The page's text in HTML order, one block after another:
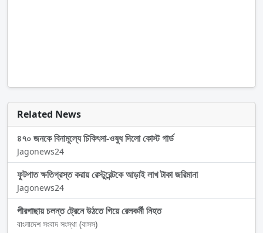
Related News
৪৭০ জনকে বিনামূল্যে চিকিৎসা-ওষুধ দিলো কোস্ট গার্ড
Jagonews24
ফুটপাত ক্ষতিগ্রস্ত করায় রেস্টুরেন্টকে আড়াই লাখ টাকা জরিমানা
Jagonews24
পীরগাছায় চলন্ত ট্রেনে উঠতে গিয়ে রেলকর্মী নিহত
বাংলাদেশ সংবাদ সংস্থা (বাসস)